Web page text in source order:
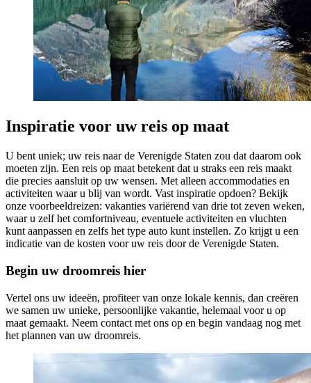
Inspiratie voor uw reis op maat
U bent uniek; uw reis naar de Verenigde Staten zou dat daarom ook
moeten zijn. Een reis op maat betekent dat u straks een reis maakt
die precies aansluit op uw wensen. Met alleen accommodaties en
activiteiten waar u blij van wordt. Vast inspiratie opdoen? Bekijk
onze voorbeeldreizen: vakanties variërend van drie tot zeven weken,
waar u zelf het comfortniveau, eventuele activiteiten en vluchten
kunt aanpassen en zelfs het type auto kunt instellen. Zo krijgt u een
indicatie van de kosten voor uw reis door de Verenigde Staten.
Begin uw droomreis hier
Vertel ons uw ideeën, profiteer van onze lokale kennis, dan creëren
we samen uw unieke, persoonlijke vakantie, helemaal voor u op
maat gemaakt. Neem contact met ons op en begin vandaag nog met
het plannen van uw droomreis.